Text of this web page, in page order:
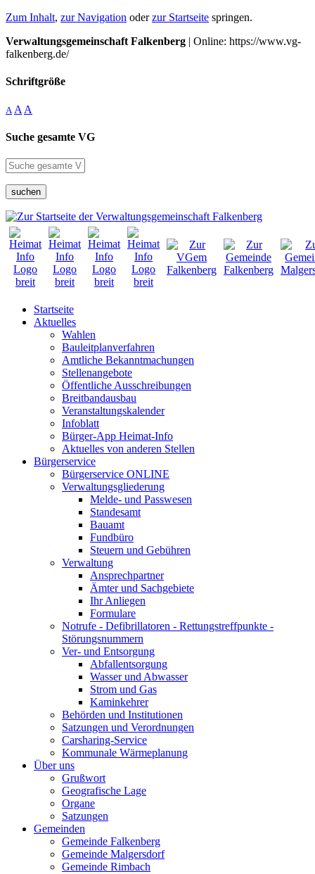
Zum Inhalt, zur Navigation oderzur Startseite springen.
Verwaltungsgemeinschaft Falkenberg | Online: https://www.vg-
falkenberg.de/
Schriftgröße
A A A
Suche gesamte VG
suchen
Startseite
Aktuelles
Wahlen
Bauleitplanverfahren
Amtliche Bekanntmachungen
Stellenangebote
Öffentliche Ausschreibungen
Breitbandausbau
Veranstaltungskalender
Infoblatt
Bürger-App Heimat-Info
Aktuelles von anderen Stellen
Bürgerservice
Bürgerservice ONLINE
Verwaltungsgliederung
Melde- und Passwesen
Standesamt
Bauamt
Fundbüro
Steuern und Gebühren
Verwaltung
Ansprechpartner
Ämter und Sachgebiete
Ihr Anliegen
Formulare
Notrufe - Defibrillatoren - Rettungstreffpunkte -
Störungsnummern
Ver- und Entsorgung
Abfallentsorgung
Wasser und Abwasser
Strom und Gas
Kaminkehrer
Behörden und Institutionen
Satzungen und Verordnungen
Carsharing-Service
Kommunale Wärmeplanung
Über uns
Grußwort
Geografische Lage
Organe
Satzungen
Gemeinden
Gemeinde Falkenberg
Gemeinde Malgersdorf
Gemeinde Rimbach